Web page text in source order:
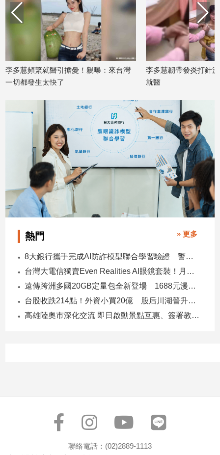
活
內
設
計
美
消
費
子/
術
／
李多慧頻繁就醫引擔憂！親曝：來台灣
一切都發生太快了
李多慧韌帶發炎打針
就醫
熱門 » 更多
8大銀行攜手完成AI防詐模型聯合學習驗證 警示帳戶準確度提升2倍
台灣大電信獨賣Even Realities AI眼鏡套裝！月付1399元 專案價3990
遠傳跨洲多國20GB定量包全新登場 1688元漫遊逾百國家！
台股收跌214點！外資小買20億 股后川湖晉升萬金股
高雄陸奧市深化交流 即日啟動景點互惠、簽署教育合作MOU
聯絡電話：(02)2889-1113